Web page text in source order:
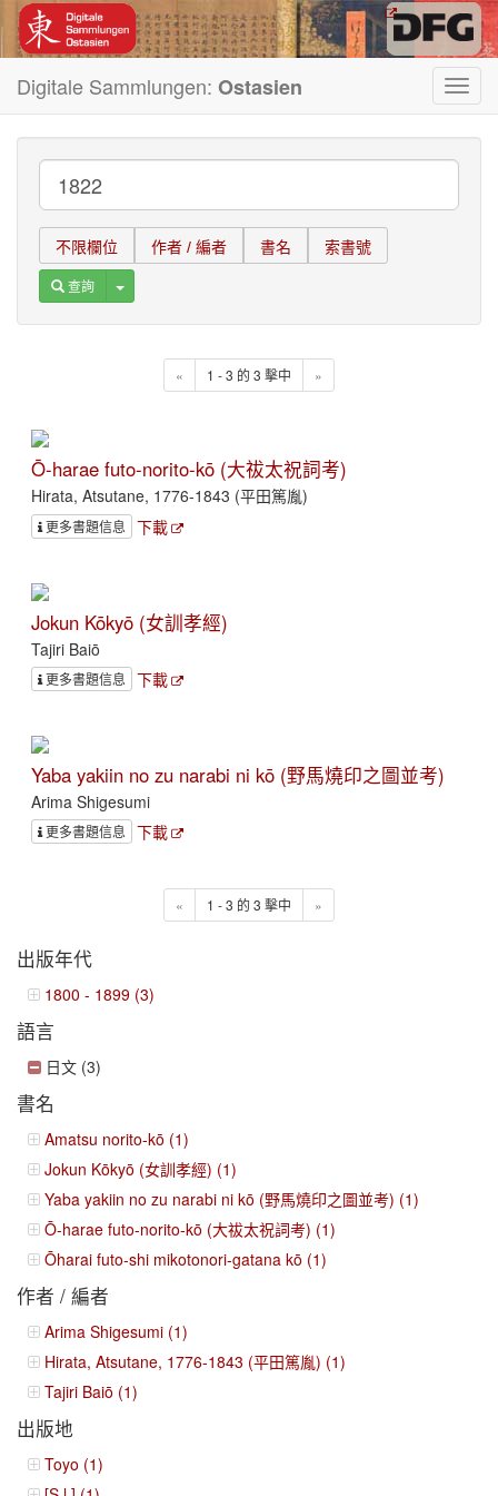
Digitale Sammlungen: Ostasien
不限欄位 作者 / 編者 書名 索書號
查詢 Toggle Dropdown
« 1 - 3 的 3 擊中 »
Ō-harae futo-norito-kō (大祓太祝詞考)
Hirata, Atsutane, 1776-1843 (平田篤胤)
更多書題信息 下載
Jokun Kōkyō (女訓孝經)
Tajiri Baiō
更多書題信息 下載
Yaba yakiin no zu narabi ni kō (野馬燒印之圖並考)
Arima Shigesumi
更多書題信息 下載
« 1 - 3 的 3 擊中 »
出版年代
1800 - 1899 (3)
語言
日文 (3)
書名
Amatsu norito-kō (1)
Jokun Kōkyō (女訓孝經) (1)
Yaba yakiin no zu narabi ni kō (野馬燒印之圖並考) (1)
Ō-harae futo-norito-kō (大祓太祝詞考) (1)
Ōharai futo-shi mikotonori-gatana kō (1)
作者 / 編者
Arima Shigesumi (1)
Hirata, Atsutane, 1776-1843 (平田篤胤) (1)
Tajiri Baiō (1)
出版地
Toyo (1)